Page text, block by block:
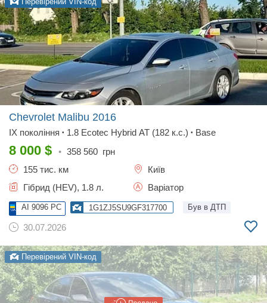
Chevrolet Malibu 2016
IX покоління • 1.8 Ecotec Hybrid АТ (182 к.с.) • Base
8 000 $ • 358 560 грн
155 тис. км
Київ
Гібрид (HEV), 1.8 л.
Варіатор
AI 9096 PC 1G1ZJ5SU9GF317700 Був в ДТП
30.07.2026
Перевірений VIN-код